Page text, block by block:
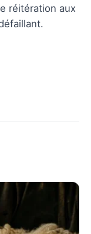
réitération aux